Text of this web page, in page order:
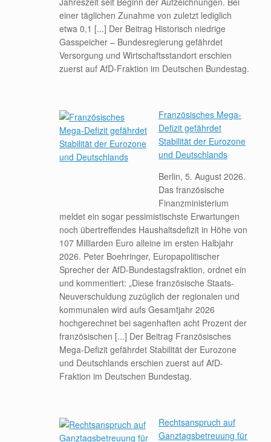
einer täglichen Zunahme von zuletzt lediglich
etwa 0,1 [...] Der Beitrag Historisch niedrige
Gasspeicher – Bundesregierung gefährdet
Versorgung und Wirtschaftsstandort erschien
zuerst auf AfD-Fraktion im Deutschen Bundestag.
Französisches Mega-
Defizit gefährdet
Stabilität der Eurozone
und Deutschlands
Berlin, 5. August 2026.
Das französische
Finanzministerium
meldet ein sogar pessimistischste Erwartungen
noch übertreffendes Haushaltsdefizit in Höhe von
107 Milliarden Euro alleine im ersten Halbjahr
2026. Peter Boehringer, Europapolitischer
Sprecher der AfD-Bundestagsfraktion, ordnet ein
und kommentiert: „Diese französische Staats-
Neuverschuldung zuzüglich der regionalen und
kommunalen wird aufs Gesamtjahr 2026
hochgerechnet bei sagenhaften acht Prozent der
französischen [...] Der Beitrag Französisches
Mega-Defizit gefährdet Stabilität der Eurozone
und Deutschlands erschien zuerst auf AfD-
Fraktion im Deutschen Bundestag.
Rechtsanspruch auf
Ganztagsbetreuung für